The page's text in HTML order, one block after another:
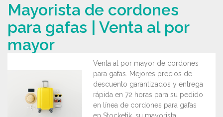
Mayorista de cordones
para gafas | Venta al por
mayor
Venta al por mayor de cordones
para gafas. Mejores precios de
descuento garantizados y entrega
rápida en 72 horas para su pedido
en línea de cordones para gafas